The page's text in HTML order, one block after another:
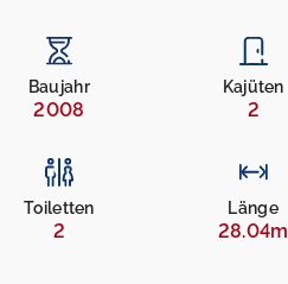
Baujahr
2008
Kajüten
2
Toiletten
2
Länge
28.04m